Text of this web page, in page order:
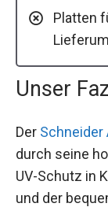
Platten
Unser
Der
durch seine
UV-Schutz in
und der